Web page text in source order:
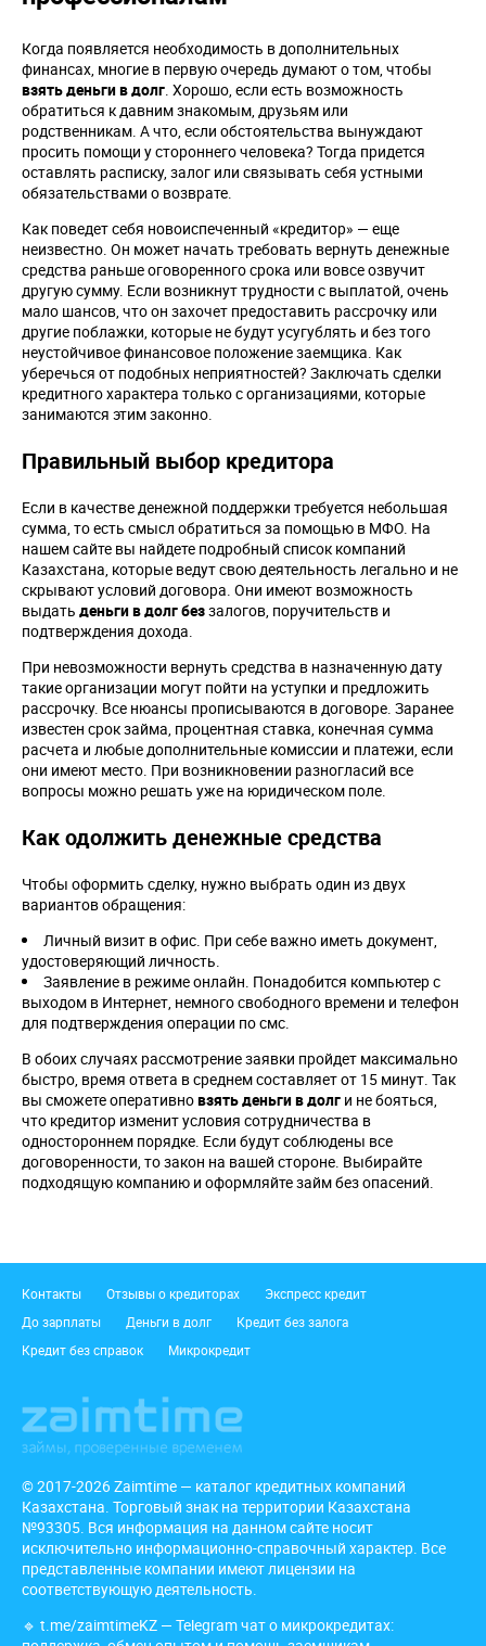
Когда появляется необходимость в дополнительных
финансах, многие в первую очередь думают о том, чтобы
взять деньги в долг. Хорошо, если есть возможность
обратиться к давним знакомым, друзьям или
родственникам. А что, если обстоятельства вынуждают
просить помощи у стороннего человека? Тогда придется
оставлять расписку, залог или связывать себя устными
обязательствами о возврате.
Как поведет себя новоиспеченный «кредитор» — еще
неизвестно. Он может начать требовать вернуть денежные
средства раньше оговоренного срока или вовсе озвучит
другую сумму. Если возникнут трудности с выплатой, очень
мало шансов, что он захочет предоставить рассрочку или
другие поблажки, которые не будут усугублять и без того
неустойчивое финансовое положение заемщика. Как
уберечься от подобных неприятностей? Заключать сделки
кредитного характера только с организациями, которые
занимаются этим законно.
Правильный выбор кредитора
Если в качестве денежной поддержки требуется небольшая
сумма, то есть смысл обратиться за помощью в МФО. На
нашем сайте вы найдете подробный список компаний
Казахстана, которые ведут свою деятельность легально и не
скрывают условий договора. Они имеют возможность
выдать деньги в долг беззалогов, поручительств и
подтверждения дохода.
При невозможности вернуть средства в назначенную дату
такие организации могут пойти на уступки и предложить
рассрочку. Все нюансы прописываются в договоре. Заранее
известен срок займа, процентная ставка, конечная сумма
расчета и любые дополнительные комиссии и платежи, если
они имеют место. При возникновении разногласий все
вопросы можно решать уже на юридическом поле.
Как одолжить денежные средства
Чтобы оформить сделку, нужно выбрать один из двух
вариантов обращения:
Личный визит в офис. При себе важно иметь документ,
удостоверяющий личность.
Заявление в режиме онлайн. Понадобится компьютер с
выходом в Интернет, немного свободного времени и телефон
для подтверждения операции по смс.
В обоих случаях рассмотрение заявки пройдет максимально
быстро, время ответа в среднем составляет от 15 минут. Так
вы сможете оперативновзять деньги в долг и не бояться,
что кредитор изменит условия сотрудничества в
одностороннем порядке. Если будут соблюдены все
договоренности, то закон на вашей стороне. Выбирайте
подходящую компанию и оформляйте займ без опасений.
Подвал
Контакты Отзывы о кредиторах
Экспресс кредит
До зарплаты
Деньги в долг
Кредит без залога
Кредит без справок
Микрокредит
© 2017-2026 Zaimtime — каталог кредитных компаний
Казахстана. Торговый знак на территории Казахстана
№93305. Вся информация на данном сайте носит
исключительно информационно-справочный характер. Все
представленные компании имеют лицензии на
соответствующую деятельность.
🔹 t.me/zaimtimeKZ — Telegram чат о микрокредитах: